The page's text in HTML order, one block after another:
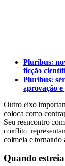
Pluribus:
ficção
Pluribus:
aprovação
Outro eixo
coloca como
Seu reencontro
conflito,
colmeia e tornando
Quando